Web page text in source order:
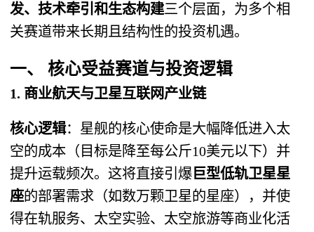
发、技术牵引和生态构建三个层面，为多个相
关赛道带来长期且结构性的投资机遇。
一、 核心受益赛道与投资逻辑
1. 商业航天与卫星互联网产业链
核心逻辑：星舰的核心使命是大幅降低进入太
空的成本（目标是降至每公斤10美元以下）并
提升运载频次。这将直接引爆 巨型低轨卫星星
座的部署需求（如数万颗卫星的星座），并使
得在轨服务、太空实验、太空旅游等商业化活